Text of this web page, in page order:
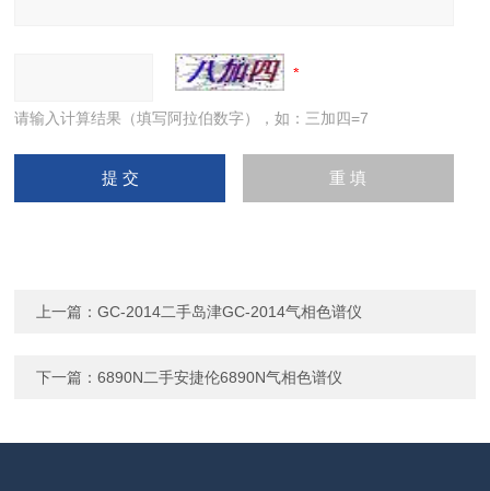
请输入计算结果（填写阿拉伯数字），如：三加四=7
上一篇：GC-2014二手岛津GC-2014气相色谱仪
下一篇：6890N二手安捷伦6890N气相色谱仪